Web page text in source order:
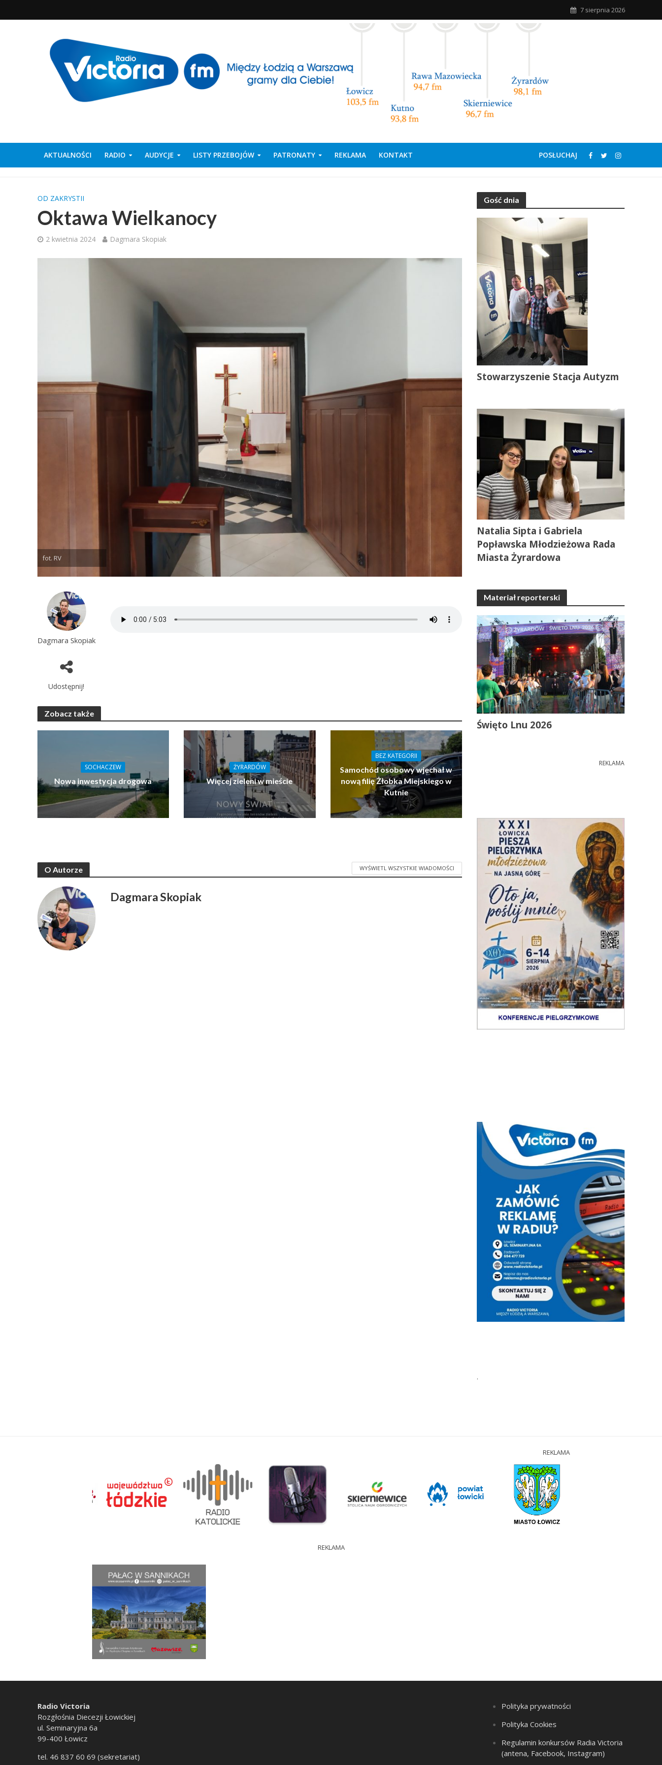
7 sierpnia 2026
AKTUALNOŚCI RADIO AUDYCJE LISTY PRZEBOJÓW PATRONATY REKLAMA KONTAKT POSŁUCHAJ
OD ZAKRYSTII
Oktawa Wielkanocy
2 kwietnia 2024 Dagmara Skopiak
fot. RV
Dagmara Skopiak
Udostępnij!
Zobacz także
SOCHACZEW
Nowa inwestycja drogowa
ŻYRARDÓW
Więcej zieleni w mieście
BEZ KATEGORII
Samochód osobowy wjechał w
nową filię Żłobka Miejskiego w
Kutnie
O Autorze WYŚWIETL WSZYSTKIE WIADOMOŚCI
Dagmara Skopiak
Gość dnia
Stowarzyszenie Stacja Autyzm
Natalia Sipta i Gabriela
Popławska Młodzieżowa Rada
Miasta Żyrardowa
Materiał reporterski
Święto Lnu 2026
REKLAMA
.
REKLAMA
REKLAMA
Radio Victoria
Rozgłośnia Diecezji Łowickiej
ul. Seminaryjna 6a
99-400 Łowicz
tel. 46 837 60 69 (sekretariat)
Polityka prywatności
Polityka Cookies
Regulamin konkursów Radia Victoria
(antena, Facebook, Instagram)